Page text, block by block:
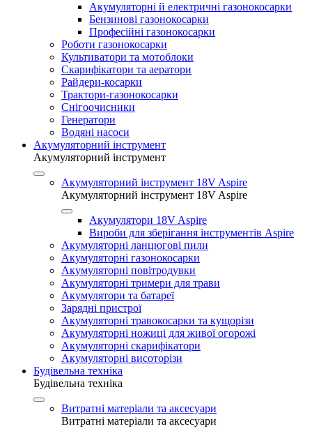
Акумуляторні й електричні газонокосарки
Бензинові газонокосарки
Професійні газонокосарки
Роботи газонокосарки
Культиватори та мотоблоки
Скарифікатори та аератори
Райдери-косарки
Трактори-газонокосарки
Снігоочисники
Генератори
Водяні насоси
Акумуляторний інструмент
Акумуляторний інструмент
Акумуляторний інструмент 18V Aspire
Акумуляторний інструмент 18V Aspire
Акумулятори 18V Aspire
Вироби для зберігання інструментів Aspire
Акумуляторні ланцюгові пили
Акумуляторні газонокосарки
Акумуляторні повітродувки
Акумуляторні тримери для трави
Акумулятори та батареї
Зарядні пристрої
Акумуляторні травокосарки та кущорізи
Акумуляторні ножиці для живої огорожі
Акумуляторні скарифікатори
Акумуляторні висоторізи
Будівельна техніка
Будівельна техніка
Витратні матеріали та аксесуари
Витратні матеріали та аксесуари